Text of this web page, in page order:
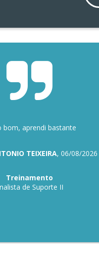
bom, aprendi bastante
TEIXEIRA, 06/08/2026
Treinamento
de Suporte II